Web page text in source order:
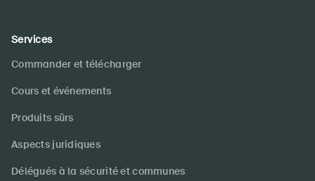
Services
Commander et télécharger
Cours et événements
Produits sûrs
Aspects juridiques
Délégués à la sécurité et communes